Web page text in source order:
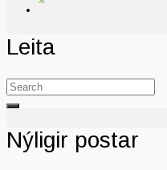
Leita
Search
for:
Nýligir postar